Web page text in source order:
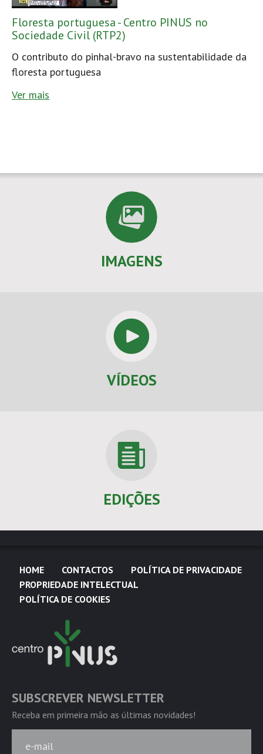
Floresta portuguesa - Centro PINUS no
Sociedade Civil (RTP2)
O contributo do pinhal-bravo na sustentabilidade da
floresta portuguesa
Ver mais
IMAGENS
VÍDEOS
EDIÇÕES
HOME CONTACTOS
POLÍTICA DE PRIVACIDADE
PROPRIEDADE INTELECTUAL
POLÍTICA DE COOKIES
SUBSCREVER NEWSLETTER
Receba em primeira mão as últimas novidades!
e-mail